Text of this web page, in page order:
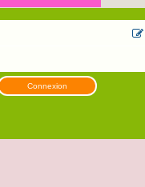
Connexion